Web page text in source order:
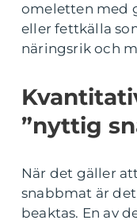
omeletten med
eller fettkälla
näringsrik och
”nyttig
När det gäller
snabbmat är
beaktas. En av